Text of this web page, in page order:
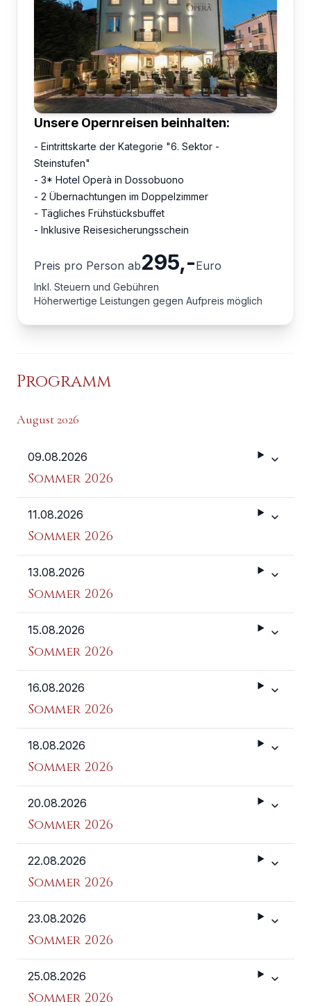
Unsere Opernreisen beinhalten:
- Eintrittskarte der Kategorie "6. Sektor -
Steinstufen"
- 3* Hotel Operà in Dossobuono
- 2 Übernachtungen im Doppelzimmer
- Tägliches Frühstücksbuffet
- Inklusive Reisesicherungsschein
Preis pro Person ab295,-Euro
Inkl. Steuern und Gebühren
Höherwertige Leistungen gegen Aufpreis möglich
Programm
August 2026
09.08.2026
Sommer 2026
Weitere
11.08.2026
Sommer 2026
Weitere
13.08.2026
Sommer 2026
Weitere
15.08.2026
Sommer 2026
Weitere
16.08.2026
Sommer 2026
Weitere
18.08.2026
Sommer 2026
Weitere
20.08.2026
Sommer 2026
Weitere
22.08.2026
Sommer 2026
Weitere
23.08.2026
Sommer 2026
Weitere
25.08.2026
Sommer 2026
Weitere